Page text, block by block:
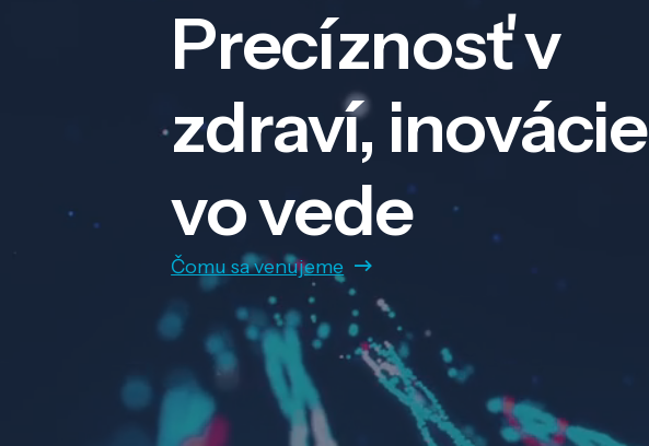
Precíznosť v
zdraví, inovácie
vo vede
Čomu sa venujeme